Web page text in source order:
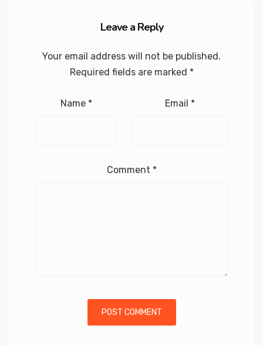
Leave a Reply
Your email address will not be published.
Required fields are marked *
Name * Email *
Comment *